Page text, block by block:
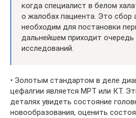
когда специалист в белом
о жалобах пациента. Это сбор
необходим для постановки
дальнейшем приходит
исследований.
• Золотым стандартом в деле
цефалгии является МРТ или КТ.
деталях увидеть состояние
новообразования, оценить